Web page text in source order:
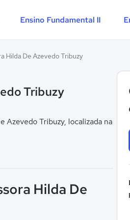
Ensino Fundamental II
Hilda De Azevedo Tribuzy
Tribuzy
Azevedo Tribuzy, localizada na
Hilda De